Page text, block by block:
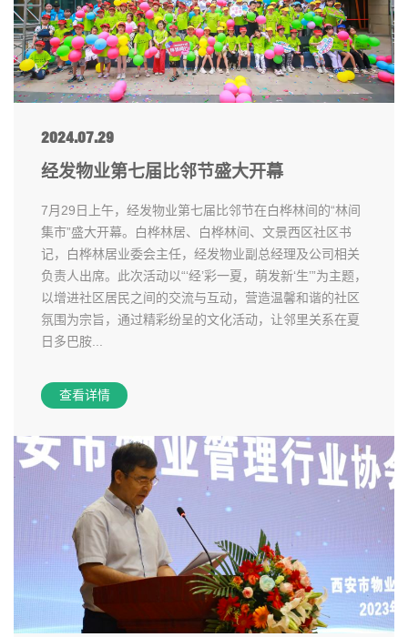
2024.07.29
经发物业第七届比邻节盛大开幕
7月29日上午，经发物业第七届比邻节在白桦林间的“林间
集市”盛大开幕。白桦林居、白桦林间、文景西区社区书
记，白桦林居业委会主任，经发物业副总经理及公司相关
负责人出席。此次活动以“‘经’彩一夏，萌发新‘生’”为主题，
以增进社区居民之间的交流与互动，营造温馨和谐的社区
氛围为宗旨，通过精彩纷呈的文化活动，让邻里关系在夏
日多巴胺...
查看详情